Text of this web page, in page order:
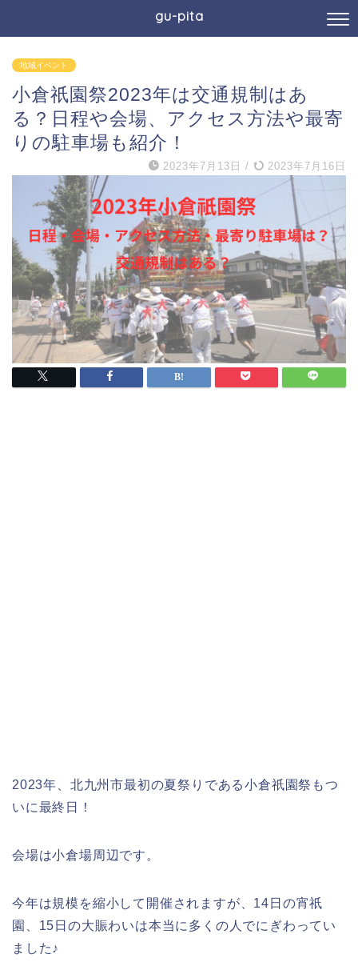
gu-pita
地域イベント
小倉祇園祭2023年は交通規制はあ
る？日程や会場、アクセス方法や最寄
りの駐車場も紹介！
2023年7月13日 / 2023年7月16日
2023年、北九州市最初の夏祭りである小倉祇園祭もつ
いに最終日！
会場は小倉場周辺です。
今年は規模を縮小して開催されますが、14日の宵祇
園、15日の大賑わいは本当に多くの人でにぎわってい
ました♪